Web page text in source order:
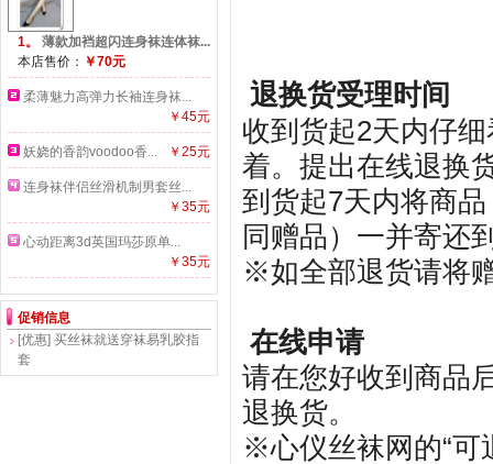
1。
薄款加裆超闪连身袜连体袜...
本店售价： ￥70元
柔薄魅力高弹力长袖连身袜...
￥45元
妖娆的香韵voodoo香... ￥25元
连身袜伴侣丝滑机制男套丝...
￥35元
心动距离3d英国玛莎原单...
￥35元
促销信息
[优惠] 买丝袜就送穿袜易乳胶指
套
退换货受理时间
收到货起2天内仔
着。提出在线退换
到货起7天内将商
同赠品）一并寄还
※如全部退货请将
在线申请
请在您好收到商品
退换货。
※心仪丝袜网的“可